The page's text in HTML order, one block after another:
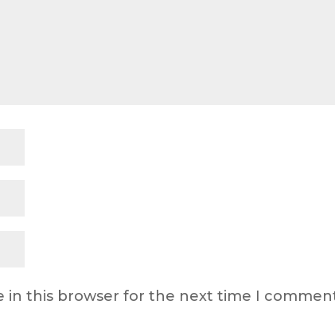
in this browser for the next time I